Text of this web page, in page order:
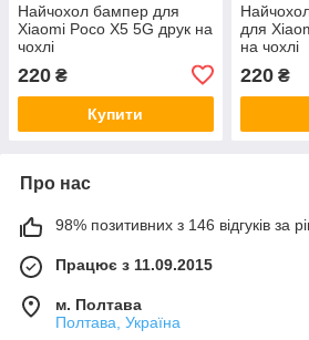
Найчохол бампер для
Xiaomi Poco X5 5G друк на
чохлі
220 ₴
Купити
для
на чохлі
220₴
Про нас
98% позитивних з 146 відгуків за
Працює з 11.09.2015
м. Полтава
Полтава, Україна